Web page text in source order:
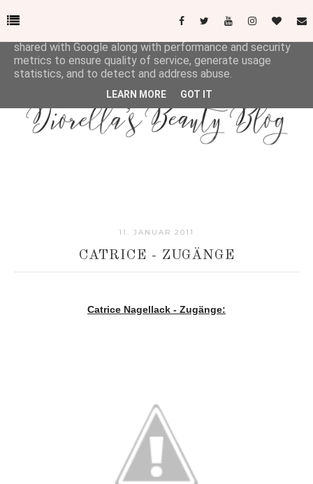
11. JANUAR 2011
CATRICE - ZUGÄNGE
Catrice Nagellack - Zugänge:
This site uses cookies from Google to deliver its services
shared with Google along with performance and security
metrics to ensure quality of service, generate usage
statistics, and to detect and address abuse.
LEARN MORE GOT IT